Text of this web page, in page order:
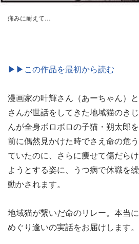
痛みに耐えて…
▶▶この作品を最初から読む
漫画家の叶輝さん（あーちゃん）
さんが世話をしてきた地域猫のき
んが全身ボロボロの子猫・朔太郎
前に偶然見かけた時でさえ命の危
ていたのに、さらに痩せて傷だら
ようとする姿に、うつ病で休職を
動かされます。
地域猫が繋いだ命のリレー。本当
めぐり逢いの実話をお届けします。